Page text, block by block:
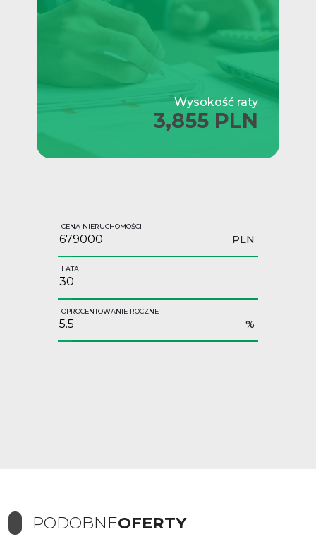
Wysokość raty
3,855 PLN
CENA NIERUCHOMOŚCI
PLN
LATA
OPROCENTOWANIE ROCZNE
%
PODOBNEOFERTY